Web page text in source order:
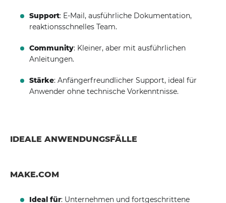
Support: E-Mail, ausführliche Dokumentation,
reaktionsschnelles Team.
Community: Kleiner, aber mit ausführlichen
Anleitungen.
Stärke: Anfängerfreundlicher Support, ideal für
Anwender ohne technische Vorkenntnisse.
IDEALE ANWENDUNGSFÄLLE
MAKE.COM
Ideal für: Unternehmen und fortgeschrittene